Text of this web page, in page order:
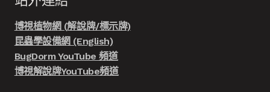
博視植物網 (解說牌/標示牌)
昆蟲學設備網 (English)
BugDorm YouTube 頻道
博視解說牌YouTube頻道